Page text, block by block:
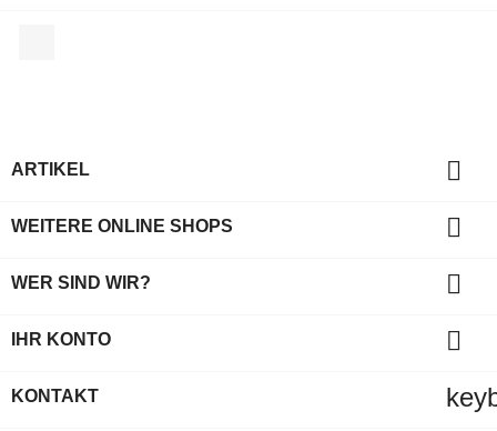
ARTIKEL 
WEITERE ONLINE SHOPS 
WER SIND WIR? 
IHR KONTO 
KONTAKT